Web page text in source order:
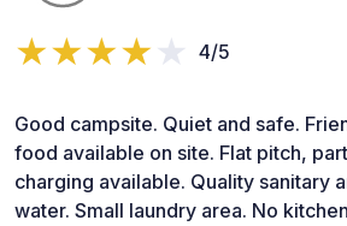
4/5
Good campsite. Quiet and safe.
food available on site. Flat pitch,
charging available. Quality sanitary
water. Small laundry area. No